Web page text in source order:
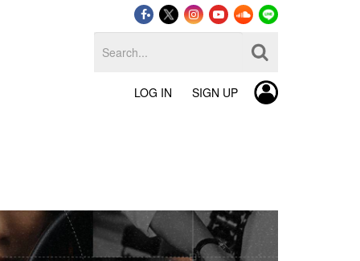
LOG IN SIGN UP